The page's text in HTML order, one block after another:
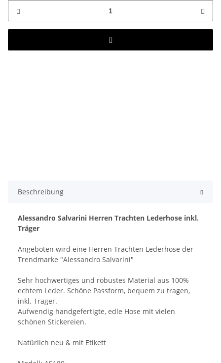
Beschreibung
Alessandro Salvarini Herren Trachten Lederhose inkl.
Träger
Angeboten wird eine Herren Trachten Lederhose der
Trendmarke "Alessandro Salvarini"
Sehr hochwertiges und robustes Material aus 100%
echtem Leder. Schöne Passform, bequem zu tragen,
inkl. Träger.
Aufwendig handgefertigte, edle Hose mit vielen
schönen Stickereien.
Natürlich neu & mit Etikett